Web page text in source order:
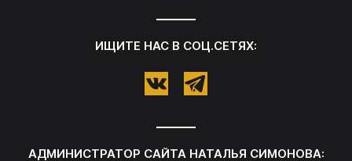
ИЩИТЕ НАС В СОЦ.СЕТЯХ:
АДМИНИСТРАТОР САЙТА НАТАЛЬЯ СИМОНОВА: